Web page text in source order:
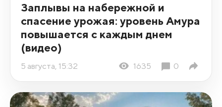
Заплывы на набережной и
спасение урожая: уровень Амура
повышается с каждым днем
(видео)
5 августа, 15:32 1635 0